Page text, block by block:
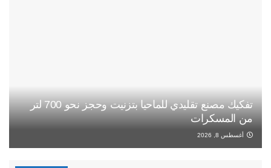
تفكيك مصنع تقليدي للماحيا بتزنيت وحجز نحو 700 لتر
من المسكرات
أغسطس 8, 2026